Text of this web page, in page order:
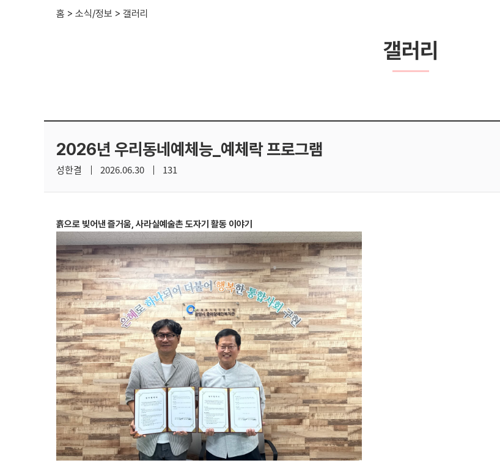
홈 > 소식/정보 > 갤러리
갤러리
2026년 우리동네예체능_예체락 프로그램
성한결 2026.06.30 131
흙으로 빚어낸 즐거움, 사라실예술촌 도자기 활동 이야기